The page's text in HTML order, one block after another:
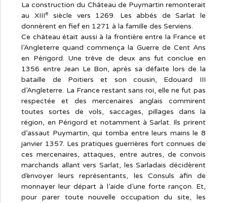
La construction du Château de Puymartin remonterait
au XIIIe
siècle vers 1269. Les abbés de Sarlat le
donnèrent en fief en 1271 à la famille des Serviens.
Ce château était aussi à la frontière entre la France et
l’Angleterre quand commença la Guerre de Cent Ans
en Périgord. Une trêve de deux ans fut conclue en
1356 entre Jean Le Bon, après sa défaite lors de la
bataille de Poitiers et son cousin, Edouard III
d’Angleterre. La France restant sans roi, elle ne fut pas
respectée et des mercenaires anglais commirent
toutes sortes de vols, saccages, pillages dans la
région, en Périgord et notamment à Sarlat. Ils prirent
d’assaut Puymartin, qui tomba entre leurs mains le 8
janvier 1357. Les pratiques guerrières fort connues de
ces mercenaires, attaques, entre autres, de convois
marchands allant vers Sarlat, les Sarladais décidèrent
d’envoyer leurs représentants, les Consuls afin de
monnayer leur départ à l’aide d’une forte rançon. Et,
pour parer toute nouvelle occupation du site, les